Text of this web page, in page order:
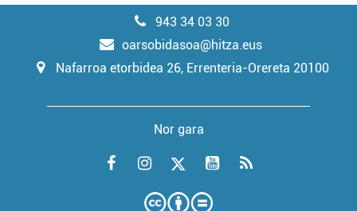
943 34 03 30
oarsobidasoa@hitza.eus
Nafarroa etorbidea 26, Errenteria-Orereta 20100
Nor gara